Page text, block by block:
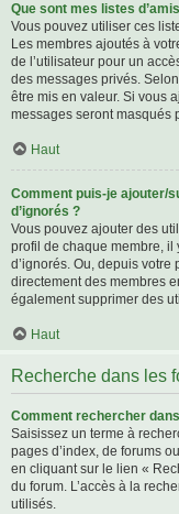
Que sont mes listes
Vous pouvez utiliser ces
Les membres ajoutés à
de l’utilisateur pour un
des messages privés.
être mis en valeur. Si vous
messages seront masqués
Haut
Comment puis-je ajouter/
d’ignorés ?
Vous pouvez ajouter des
profil de chaque membre, il
d’ignorés. Ou, depuis votre
directement des membres
également supprimer des
Haut
Recherche dans les
Comment rechercher
Saisissez un terme à
pages d’index, de forums
en cliquant sur le lien «
du forum. L’accès à la
utilisés.